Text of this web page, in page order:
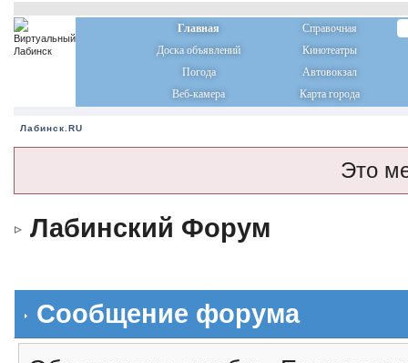
Главная
Справочная
Доска объявлений
Кинотеатры
Погода
Автовокзал
Веб-камера
Карта города
Лабинск.RU
Это
Лабинский Форум
Сообщение форума